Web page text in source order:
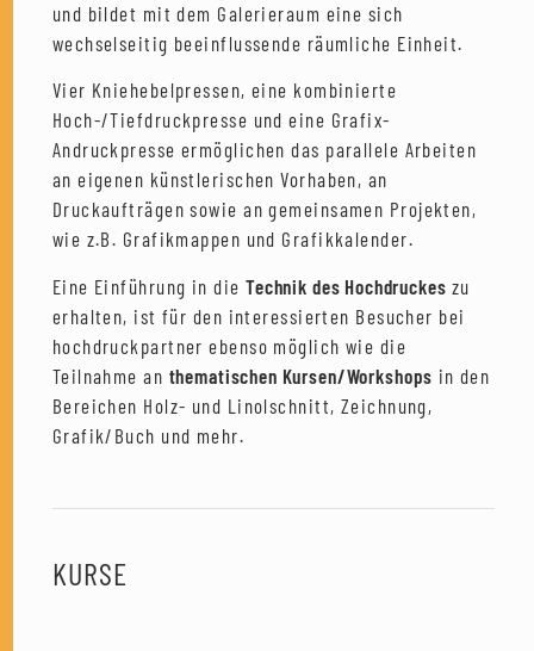
und bildet mit dem Galerieraum eine sich
wechselseitig beeinflussende räumliche Einheit.
Vier Kniehebelpressen, eine kombinierte
Hoch-/Tiefdruckpresse und eine Grafix-
Andruckpresse ermöglichen das parallele Arbeiten
an eigenen künstlerischen Vorhaben, an
Druckaufträgen sowie an gemeinsamen Projekten,
wie z.B. Grafikmappen und Grafikkalender.
Eine Einführung in dieTechnik des Hochdruckes zu
erhalten, ist für den interessierten Besucher bei
hochdruckpartner ebenso möglich wie die
Teilnahme an thematischen Kursen/Workshops in den
Bereichen Holz- und Linolschnitt, Zeichnung,
Grafik/Buch und mehr.
KURSE